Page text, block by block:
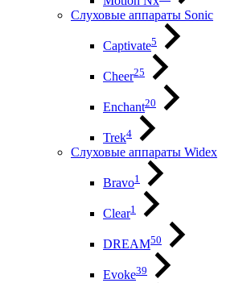
Слуховые аппараты Sonic
Captivate5
Cheer25
Enchant20
Trek4
Слуховые аппараты Widex
Bravo1
Clear1
DREAM50
Evoke39